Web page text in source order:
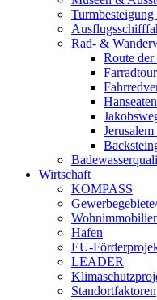
Turmbesteigung
Rad- &
Route
Wirtschaft
KOMPASS
Hafen
EU-
LEADER
Standortfaktoren